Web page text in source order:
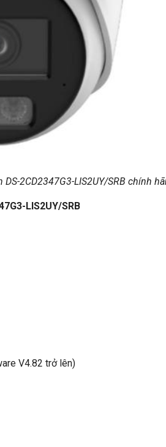
2CD2347G3-LIS2UY/SRB chính
LIS2UY/SRB
V4.82 trở lên)